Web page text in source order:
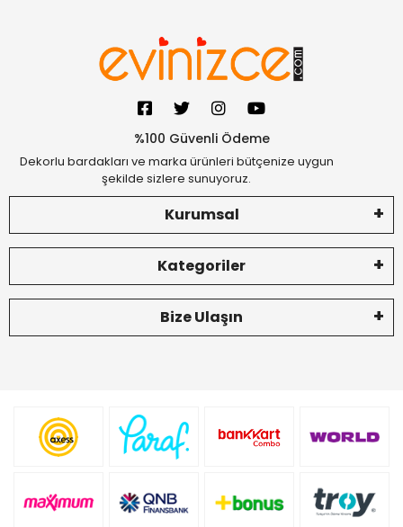
%100 Güvenli Ödeme
Dekorlu bardakları ve marka ürünleri bütçenize uygun
şekilde sizlere sunuyoruz.
Kurumsal
Kategoriler
Bize Ulaşın